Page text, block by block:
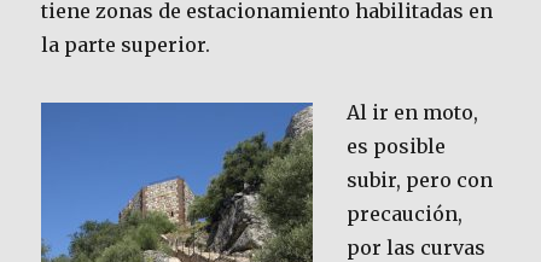
tiene zonas de estacionamiento habilitadas en
la parte superior.
Al ir en moto,
es posible
subir, pero con
precaución,
por las curvas